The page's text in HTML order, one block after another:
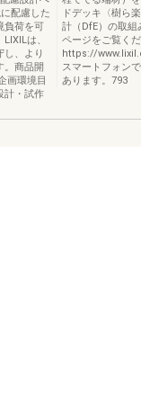
配慮した
負荷を可
は、
し、より
。商品開
画環境目
計・試作
ドデッキ〈樹ら
計（DfE）の取組
ページをご覧く
https://
スマートフォン
あります。793